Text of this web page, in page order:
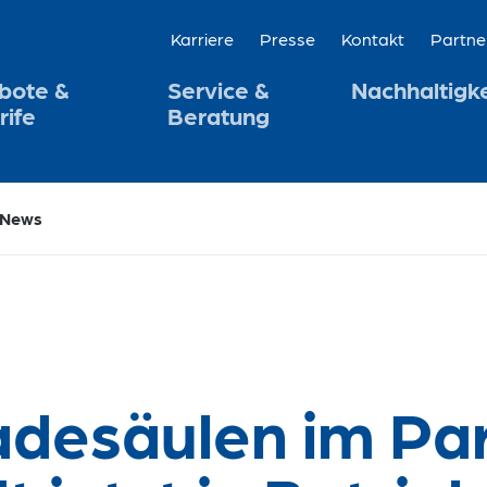
Karriere Presse Kontakt
&
Service &
Beratung
News
im